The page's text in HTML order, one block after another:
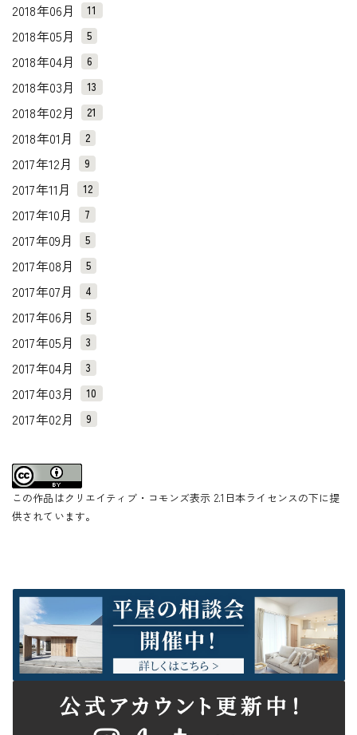
2018年06月 11
2018年05月 5
2018年04月 6
2018年03月 13
2018年02月 21
2018年01月 2
2017年12月 9
2017年11月 12
2017年10月 7
2017年09月 5
2017年08月 5
2017年07月 4
2017年06月 5
2017年05月 3
2017年04月 3
2017年03月 10
2017年02月 9
この作品はクリエイティブ・コモンズ表示 2.1日本ライセンスの下に提
供されています。